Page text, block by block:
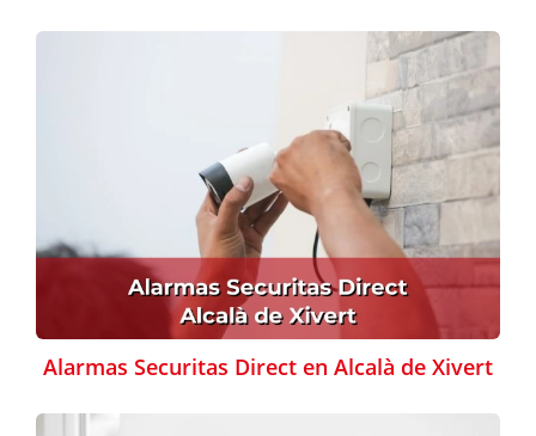
Alarmas Securitas Direct en Alcalà de Xivert